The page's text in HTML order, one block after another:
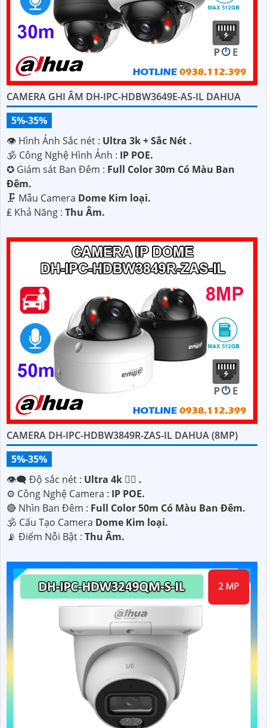
CAMERA GHI ÂM DH-IPC-HDBW3649E-AS-IL DAHUA
5%-35%
👁 Hình Ảnh Sắc nét : Ultra 3k + Sắc Nét .
🕉️ Công Nghệ Hình Ảnh : IP POE.
✪ Giám sát Ban Đêm : Full Color 30m Có Màu Ban
Ðêm.
🗜️ Mẫu Camera Dome Kim loại.
️₤ Khả Năng : Thu Âm.
CAMERA DH-IPC-HDBW3849R-ZAS-IL DAHUA (8MP)
5%-35%
👁️‍🗨 Độ sắc nét : Ultra 4k 👍🏾 .
⚙ Công Nghệ Camera : IP POE.
🔴 Nhìn Ban Đêm : Full Color 50m Có Màu Ban Ðêm.
🕉️ Cấu Tạo Camera Dome Kim loại.
️📡 Điểm Nỗi Bật : Thu Âm.